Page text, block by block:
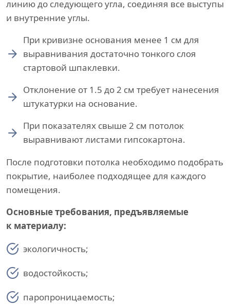
линию до следующего угла, соединяя все выступы
и внутренние углы.
При кривизне основания менее 1 см для
выравнивания достаточно тонкого слоя
стартовой шпаклевки.
Отклонение от 1.5 до 2 см требует нанесения
штукатурки на основание.
При показателях свыше 2 см потолок
выравнивают листами гипсокартона.
После подготовки потолка необходимо подобрать
покрытие, наиболее подходящее для каждого
помещения.
Основные требования, предъявляемые
к материалу:
экологичность;
водостойкость;
паропроницаемость;